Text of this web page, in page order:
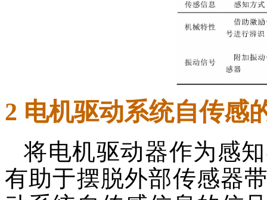
2 电机驱动系统自传感
将电机驱动器作为感
有助于摆脱外部传感器